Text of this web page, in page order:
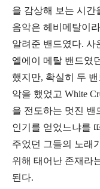
을 감상해 보는 시간
음악은 헤비메탈이
알려준 밴드였다. 사
엘에이 메탈 밴드였
했지만, 확실히 두
악을 했었고 White
을 전도하는 멋진 밴
인기를 얻었느냐를
주었던 그들의 노래
위해 태어난 존재라
된다.